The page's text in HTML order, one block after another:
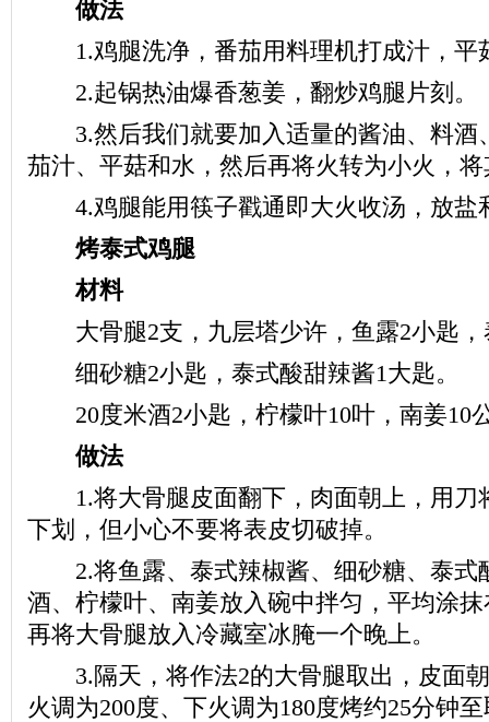
做法
1.鸡腿洗净，番茄用料理机打成汁，平
2.起锅热油爆香葱姜，翻炒鸡腿片刻。
3.然后我们就要加入适量的酱油、料酒
茄汁、平菇和水，然后再将火转为小火，
4.鸡腿能用筷子戳通即大火收汤，放盐
烤泰式鸡腿
材料
大骨腿2支，九层塔少许，鱼露2小匙，
细砂糖2小匙，泰式酸甜辣酱1大匙。
20度米酒2小匙，柠檬叶10叶，南姜10
做法
1.将大骨腿皮面翻下，肉面朝上，用刀
下划，但小心不要将表皮切破掉。
2.将鱼露、泰式辣椒酱、细砂糖、泰式
酒、柠檬叶、南姜放入碗中拌匀，平均涂
再将大骨腿放入冷藏室冰腌一个晚上。
3.隔天，将作法2的大骨腿取出，皮面
火调为200度、下火调为180度烤约25分钟